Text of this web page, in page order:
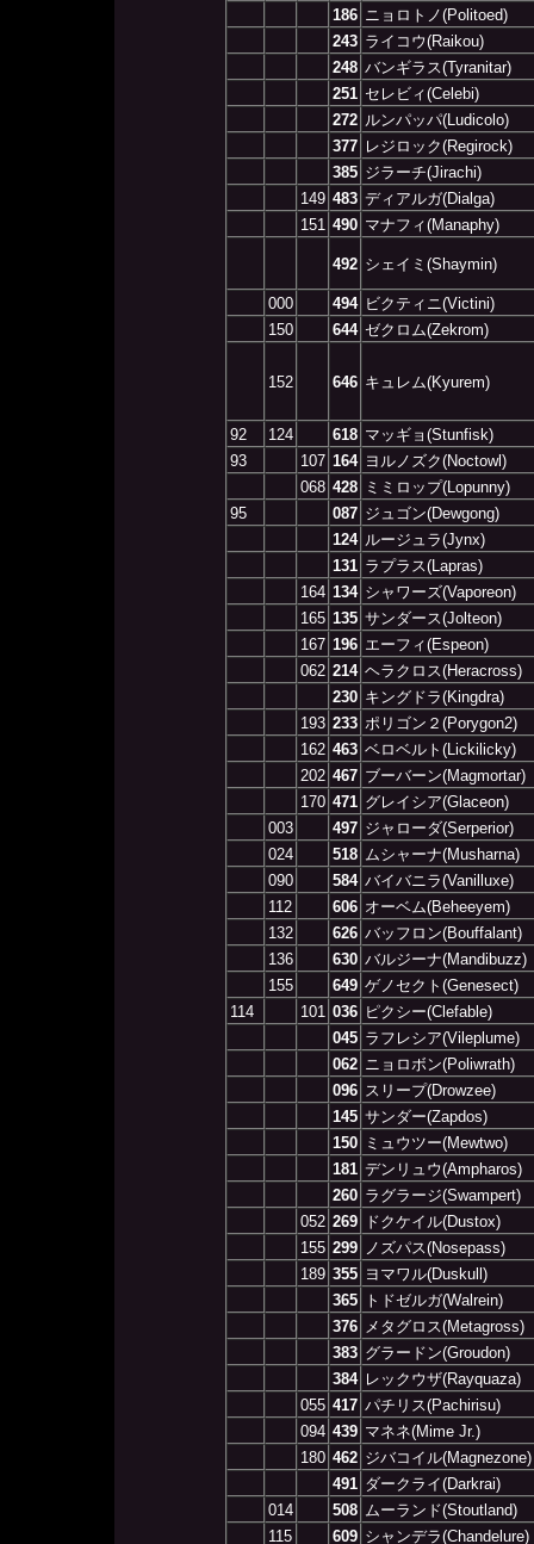
186 ニョロトノ(Politoed)
243 ライコウ(Raikou)
248 バンギラス(Tyranitar)
251 セレビィ(Celebi)
272 ルンパッパ(Ludicolo)
377 レジロック(Regirock)
385 ジラーチ(Jirachi)
149 483 ディアルガ(Dialga)
151 490 マナフィ(Manaphy)
492 シェイミ(Shaymin)
000 494 ビクティニ(Victini)
150
644 ゼクロム(Zekrom)
152 646 キュレム(Kyurem)
92 124 618 マッギョ(Stunfisk)
93
107 164 ヨルノズク(Noctowl)
068 428
ミミロップ(Lopunny)
95
087 ジュゴン(Dewgong)
124 ルージュラ(Jynx)
131 ラプラス(Lapras)
164 134 シャワーズ(Vaporeon)
165 135 サンダース(Jolteon)
167 196 エーフィ(Espeon)
062 214 ヘラクロス(Heracross)
230 キングドラ(Kingdra)
193 233 ポリゴン２(Porygon2)
162 463 ベロベルト(Lickilicky)
202 467 ブーバーン(Magmortar)
170 471 グレイシア(Glaceon)
003
497 ジャローダ(Serperior)
024
518 ムシャーナ(Musharna)
090
584 バイバニラ(Vanilluxe)
112
606 オーベム(Beheeyem)
132
626 バッフロン(Bouffalant)
136
630 バルジーナ(Mandibuzz)
155
649 ゲノセクト(Genesect)
114
101 036 ピクシー(Clefable)
045 ラフレシア(Vileplume)
062 ニョロボン(Poliwrath)
096 スリープ(Drowzee)
145 サンダー(Zapdos)
150
ミュウツー(Mewtwo)
181 デンリュウ(Ampharos)
260 ラグラージ(Swampert)
052 269
ドクケイル(Dustox)
155 299
ノズパス(Nosepass)
189 355 ヨマワル(Duskull)
365
トドゼルガ(Walrein)
376
メタグロス(Metagross)
383 グラードン(Groudon)
384 レックウザ(Rayquaza)
055 417 パチリス(Pachirisu)
094 439 マネネ(Mime Jr.)
180 462 ジバコイル(Magnezone)
491 ダークライ(Darkrai)
014
508 ムーランド(Stoutland)
115
609 シャンデラ(Chandelure)